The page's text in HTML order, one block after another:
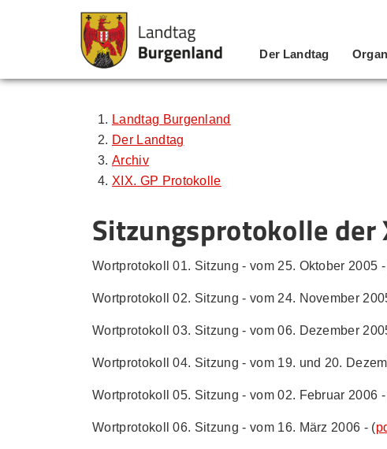
Zum Inhalt
Zum Menü
Zur Suche
Der Landtag
Landtag Burgenland
Der Landtag
Archiv
XIX. GP Protokolle
Sitzungsprotokolle der
Wortprotokoll 01. Sitzung - vom 25. Oktober 2005 -
Wortprotokoll 02. Sitzung - vom 24. November
Wortprotokoll 03. Sitzung - vom 06. Dezember
Wortprotokoll 04. Sitzung - vom 19. und 20.
Wortprotokoll 05. Sitzung - vom 02. Februar 2006 -
Wortprotokoll 06. Sitzung - vom 16. März 2006 - (